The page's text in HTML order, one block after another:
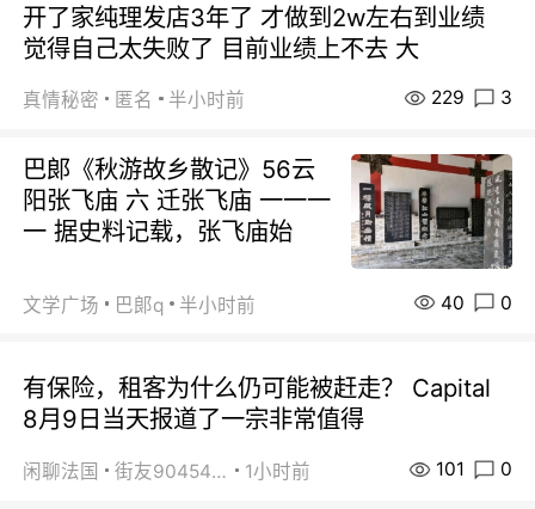
开了家纯理发店3年了 才做到2w左右到业绩
觉得自己太失败了 目前业绩上不去 大
真情秘密 匿名 半小时前 229 3
巴郞《秋游故乡散记》56云
阳张飞庙 六 迁张飞庙 一一一
一 据史料记载，张飞庙始
文学广场 巴郞q 半小时前 40 0
有保险，租客为什么仍可能被赶走？ Capital
8月9日当天报道了一宗非常值得
闲聊法国 街友90454511 1小时前 101 0